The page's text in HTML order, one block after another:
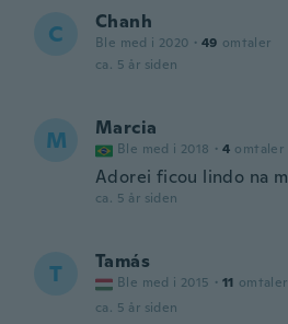
C Chanh
Ble med i 2020 · 49 omtaler
ca. 5 år siden
M Marcia
Ble med i 2018 · 4 omtaler
Adorei ficou lindo na
ca. 5 år siden
T Tamás
Ble med i 2015 · 11 omtaler
ca. 5 år siden